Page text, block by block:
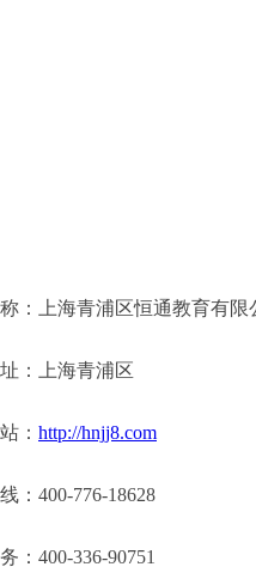
：上海青浦区恒通教育有限
：上海青浦区
： http://hnjj8.com
：400-776-18628
：400-336-90751